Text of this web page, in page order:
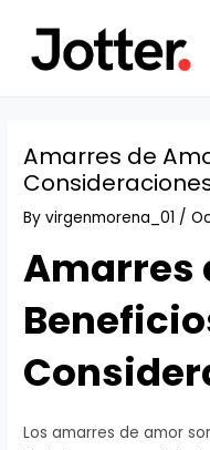
content
Amarres de
Byvirgenmorena_01 /
Amarres
Los amarres de amor
navigation